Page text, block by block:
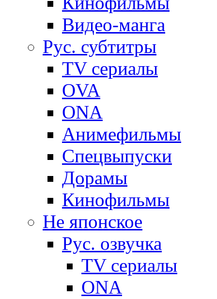
Видео-манга
Рус. субтитры
TV сериалы
OVA
ONA
Анимефильмы
Спецвыпуски
Дорамы
Кинофильмы
Не японское
Рус. озвучка
TV сериалы
ONA